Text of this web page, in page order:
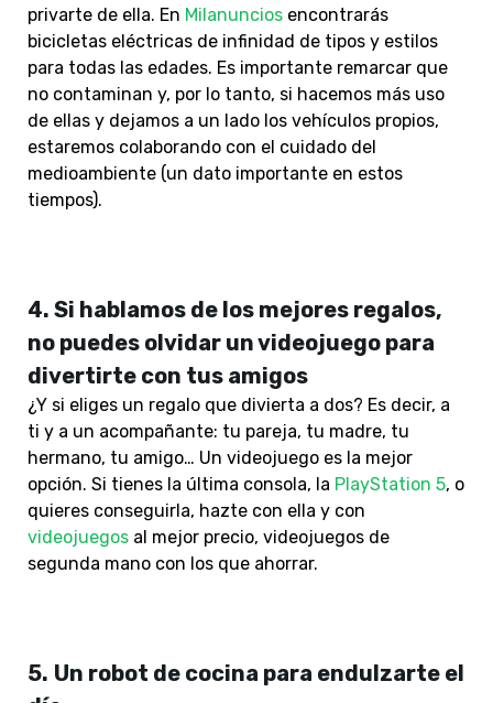
privarte de ella. En Milanuncios encontrarás
bicicletas eléctricas de infinidad de tipos y estilos
para todas las edades. Es importante remarcar que
no contaminan y, por lo tanto, si hacemos más uso
de ellas y dejamos a un lado los vehículos propios,
estaremos colaborando con el cuidado del
medioambiente (un dato importante en estos
tiempos).
4. Si hablamos de los mejores regalos,
no puedes olvidar un videojuego para
divertirte con tus amigos
¿Y si eliges un regalo que divierta a dos? Es decir, a
ti y a un acompañante: tu pareja, tu madre, tu
hermano, tu amigo… Un videojuego es la mejor
opción. Si tienes la última consola, la PlayStation 5, o
quieres conseguirla, hazte con ella y con
videojuegos al mejor precio, videojuegos de
segunda mano con los que ahorrar.
5. Un robot de cocina para endulzarte el